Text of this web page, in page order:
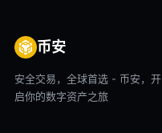
币安
安全交易，全球首选 - 币安，开
启你的数字资产之旅